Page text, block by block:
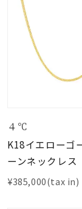
４℃
K18イエローゴ
ーンネックレス
¥385,000(tax in)